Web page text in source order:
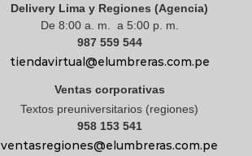
Delivery Lima y Regiones (Agencia)
De 8:00 a. m. a 5:00 p. m.
987 559 544
tiendavirtual@elumbreras.com.pe
Ventas corporativas
Textos preuniversitarios (regiones)
958 153 541
ventasregiones@elumbreras.com.pe